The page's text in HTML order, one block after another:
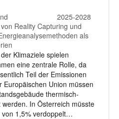
2025-2028
Reality Capturing und
als
Klimaziele spielen
eine zentrale Rolle, da
Teil der Emissionen
Europäischen Union müssen
thermisch-
In Österreich müsste
von 1,5% verdoppelt…